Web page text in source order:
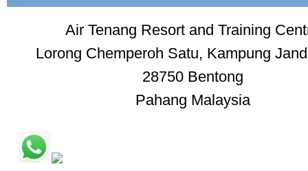
Air Tenang Resort and Training
Lorong Chemperoh Satu, Kampung
28750 Bentong
Pahang Malaysia